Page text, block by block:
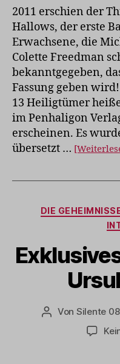
2011 erschien der
Hallows, der erste
Erwachsene, die
Colette Freedman
bekanntgegeben,
Fassung geben
13 Heiligtümer
im Penhaligon
erscheinen. Es
übersetzt …
DIE
Beitragsautor
Von Silente 08